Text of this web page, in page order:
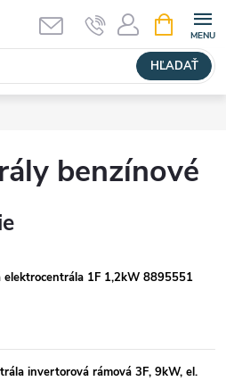
HĽADAŤ
KOŠÍK
benzínové
elektrocentrála 1F 1,2kW 8895551
invertorová rámová 3F, 9kW, el.